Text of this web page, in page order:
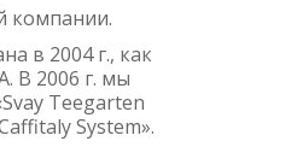
компании.
в 2004 г., как
В 2006 г. мы
Teegarten
System».